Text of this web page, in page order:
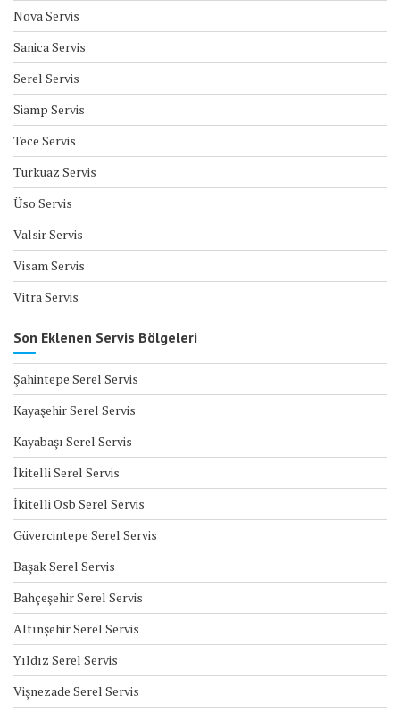
Nova Servis
Sanica Servis
Serel Servis
Siamp Servis
Tece Servis
Turkuaz Servis
Üso Servis
Valsir Servis
Visam Servis
Vitra Servis
Son Eklenen Servis Bölgeleri
Şahintepe Serel Servis
Kayaşehir Serel Servis
Kayabaşı Serel Servis
İkitelli Serel Servis
İkitelli Osb Serel Servis
Güvercintepe Serel Servis
Başak Serel Servis
Bahçeşehir Serel Servis
Altınşehir Serel Servis
Yıldız Serel Servis
Vişnezade Serel Servis